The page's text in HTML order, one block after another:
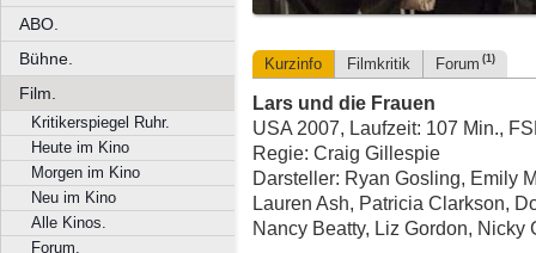
ABO.
Bühne.
Film.
Kritikerspiegel Ruhr.
Heute im Kino
Morgen im Kino
Neu im Kino
Alle Kinos.
Forum.
Kurzinfo Filmkritik Forum (1)
Lars und die Frauen
USA 2007, Laufzeit: 107 Min.,
Regie: Craig Gillespie
Darsteller: Ryan Gosling, Emily
Lauren Ash, Patricia Clarkson,
Nancy Beatty, Liz Gordon, Nicky